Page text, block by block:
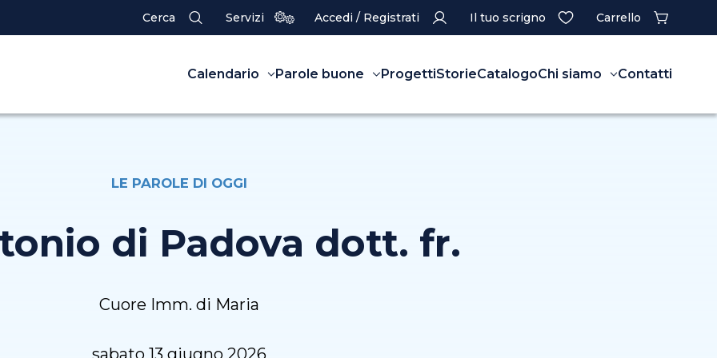
Cerca Servizi Accedi / Registrati Il tuo scrigno Carrello
Calendario Parole buone ProgettiStorieCatalogoChi siamo Contatti
LE PAROLE DI OGGI
di Padova dott. fr.
Cuore Imm. di Maria